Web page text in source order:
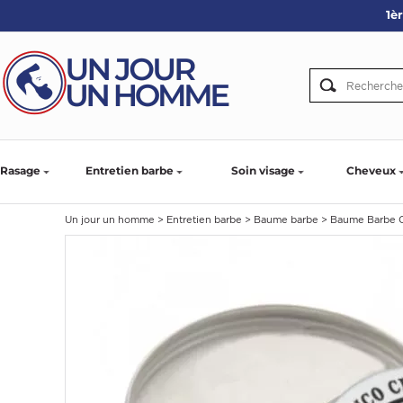
Rasage Entretien barbe Soin visage Cheveux
Un jour un homme > Entretien barbe > Baume barbe > Baume Barbe